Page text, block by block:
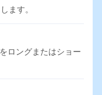
ます。
ロングまたはショー